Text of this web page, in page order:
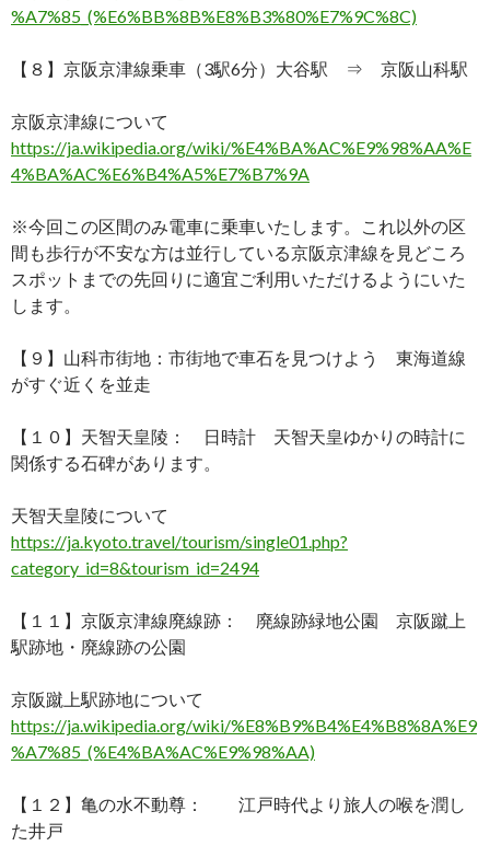
%A7%85_(%E6%BB%8B%E8%B3%80%E7%9C%8C)
【８】京阪京津線乗車（3駅6分）大谷駅 ⇒ 京阪山科駅
京阪京津線について
https://ja.wikipedia.org/wiki/%E4%BA%AC%E9%98%AA%E
4%BA%AC%E6%B4%A5%E7%B7%9A
※今回この区間のみ電車に乗車いたします。これ以外の区
間も歩行が不安な方は並行している京阪京津線を見どころ
スポットまでの先回りに適宜ご利用いただけるようにいた
します。
【９】山科市街地：市街地で車石を見つけよう 東海道線
がすぐ近くを並走
【１０】天智天皇陵： 日時計 天智天皇ゆかりの時計に
関係する石碑があります。
天智天皇陵について
https://ja.kyoto.travel/tourism/single01.php?
category_id=8&tourism_id=2494
【１１】京阪京津線廃線跡： 廃線跡緑地公園 京阪蹴上
駅跡地・廃線跡の公園
京阪蹴上駅跡地について
https://ja.wikipedia.org/wiki/%E8%B9%B4%E4%B8%8A%E9
%A7%85_(%E4%BA%AC%E9%98%AA)
【１２】亀の水不動尊： 江戸時代より旅人の喉を潤し
た井戸